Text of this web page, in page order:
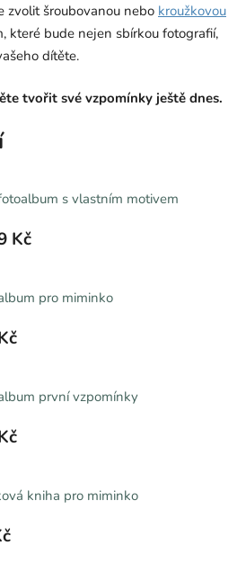
zvolit šroubovanou nebo kroužkovou
které bude nejen sbírkou fotografií,
dítěte.
tvořit své vzpomínky ještě dnes.
s vlastním motivem
Kč
pro miminko
první vzpomínky
kniha pro miminko